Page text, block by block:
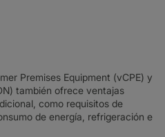
Premises Equipment (vCPE) y
también ofrece ventajas
como requisitos de
de energía, refrigeración e